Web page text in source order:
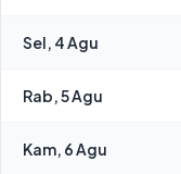
Sel, 4 Agu
Rab, 5 Agu
Kam, 6 Agu